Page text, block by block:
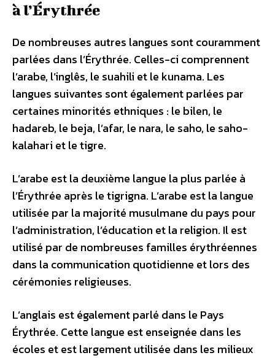
à l’Érythrée
De nombreuses autres langues sont couramment
parlées dans l’Érythrée. Celles-ci comprennent
l’arabe, l’inglês, le suahili et le kunama. Les
langues suivantes sont également parlées par
certaines minorités ethniques : le bilen, le
hadareb, le beja, l’afar, le nara, le saho, le saho-
kalahari et le tigre.
L’arabe est la deuxième langue la plus parlée à
l’Érythrée après le tigrigna. L’arabe est la langue
utilisée par la majorité musulmane du pays pour
l’administration, l’éducation et la religion. Il est
utilisé par de nombreuses familles érythréennes
dans la communication quotidienne et lors des
cérémonies religieuses.
L’anglais est également parlé dans le Pays
Érythrée. Cette langue est enseignée dans les
écoles et est largement utilisée dans les milieux